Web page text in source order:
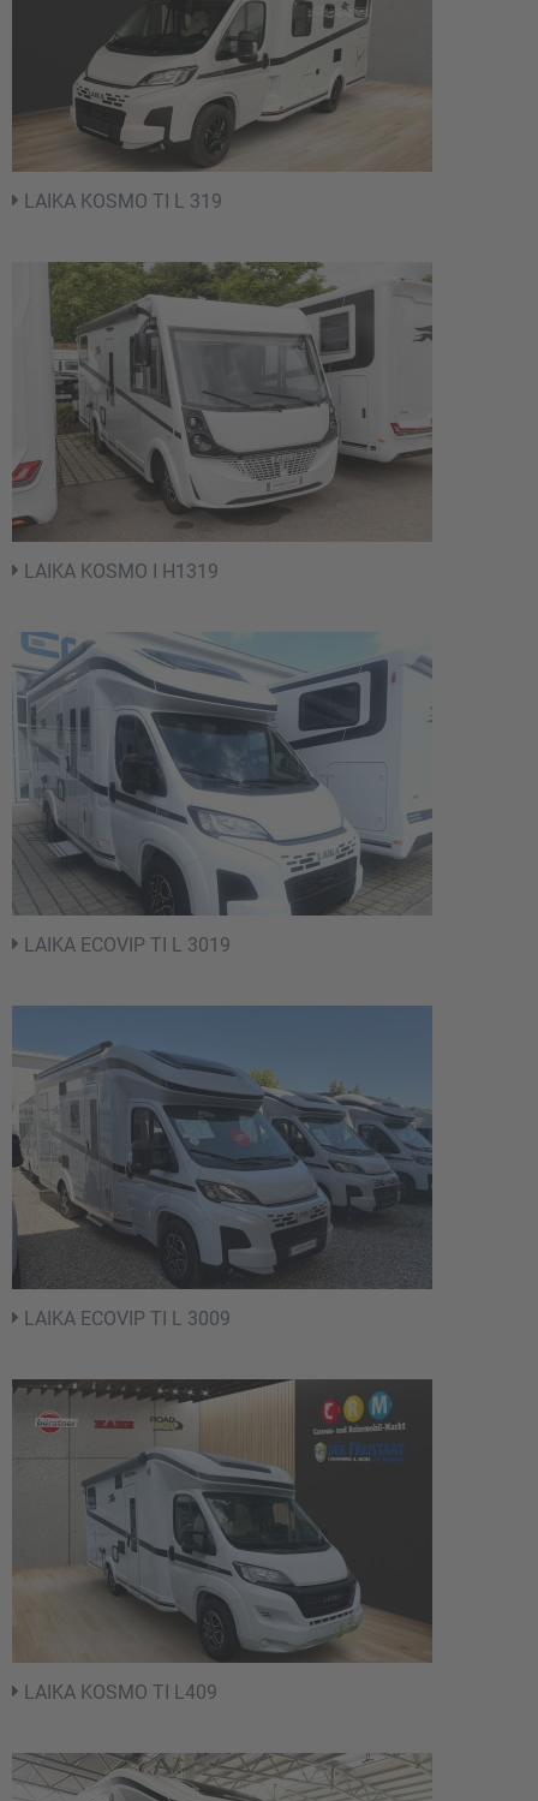
LAIKA KOSMO TI L 319
LAIKA KOSMO I H1319
LAIKA ECOVIP TI L 3019
LAIKA ECOVIP TI L 3009
LAIKA KOSMO TI L409